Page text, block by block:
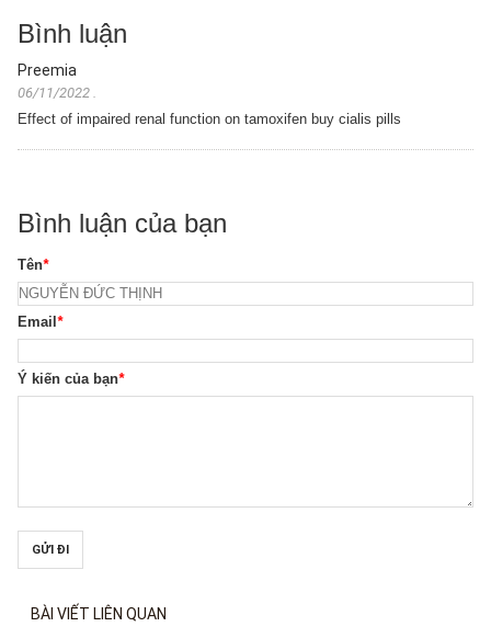
Bình luận
Preemia
06/11/2022 .
Effect of impaired renal function on tamoxifen buy cialis pills
Bình luận của bạn
Tên*
Email*
Ý kiến của bạn*
GỬI ĐI
BÀI VIẾT LIÊN QUAN